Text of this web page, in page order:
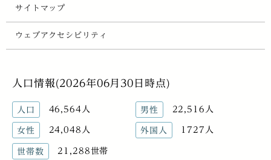
サイトマップ
ウェブアクセシビリティ
人口情報(2026年06月30日時点)
人口 46,564人 男性 22,516人
女性 24,048人 外国人 1727人
世帯数 21,288世帯